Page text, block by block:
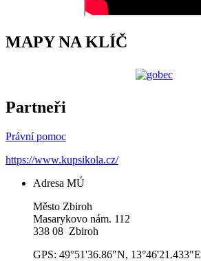
MAPY NA KLÍČ
Partneři
Právní pomoc
https://www.kupsikola.cz/
Adresa MÚ
Město Zbiroh
Masarykovo nám. 112
338 08 Zbiroh
GPS: 49°51'36.86"N, 13°46'21.433"E